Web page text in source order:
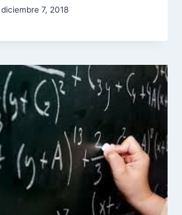
diciembre 7, 2018